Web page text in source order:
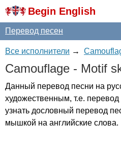
Begin English
Перевод песен
Все исполнители →
Camouflage - Motif
Данный перевод песни на
художественным, т.е.
узнать дословный перевод
мышкой на английские слова.